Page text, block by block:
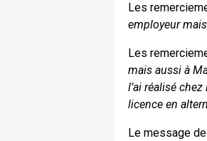
Les
employeur
Les
mais aussi à
l’ai réalisé
licence en
Le message